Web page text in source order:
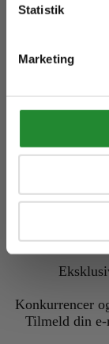
Statistik
Marketing
Konkurrencer
Tilmeld din e-